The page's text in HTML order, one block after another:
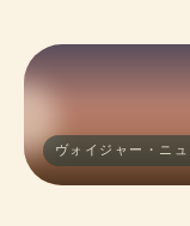
ヴォイジャー・ニ